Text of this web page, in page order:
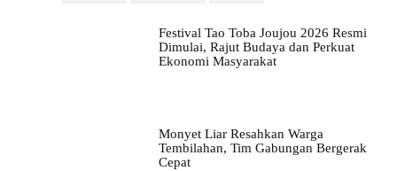
Festival Tao Toba Joujou 2026 Resmi
Dimulai, Rajut Budaya dan Perkuat
Ekonomi Masyarakat
Monyet Liar Resahkan Warga
Tembilahan, Tim Gabungan Bergerak
Cepat